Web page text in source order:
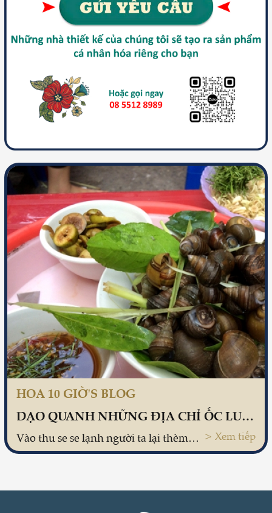
HOA 10 GIỜ'S BLOG
DẠO QUANH NHỮNG ĐỊA CHỈ ỐC LUỘC NỔI TIẾNG Ở HÀ NỘI
Vào thu se se lạnh người ta lại thèm cảm giác ngồi quây quần bên nhau vừa tán ngẫu vừa mể ốc nóng. > Xem tiếp